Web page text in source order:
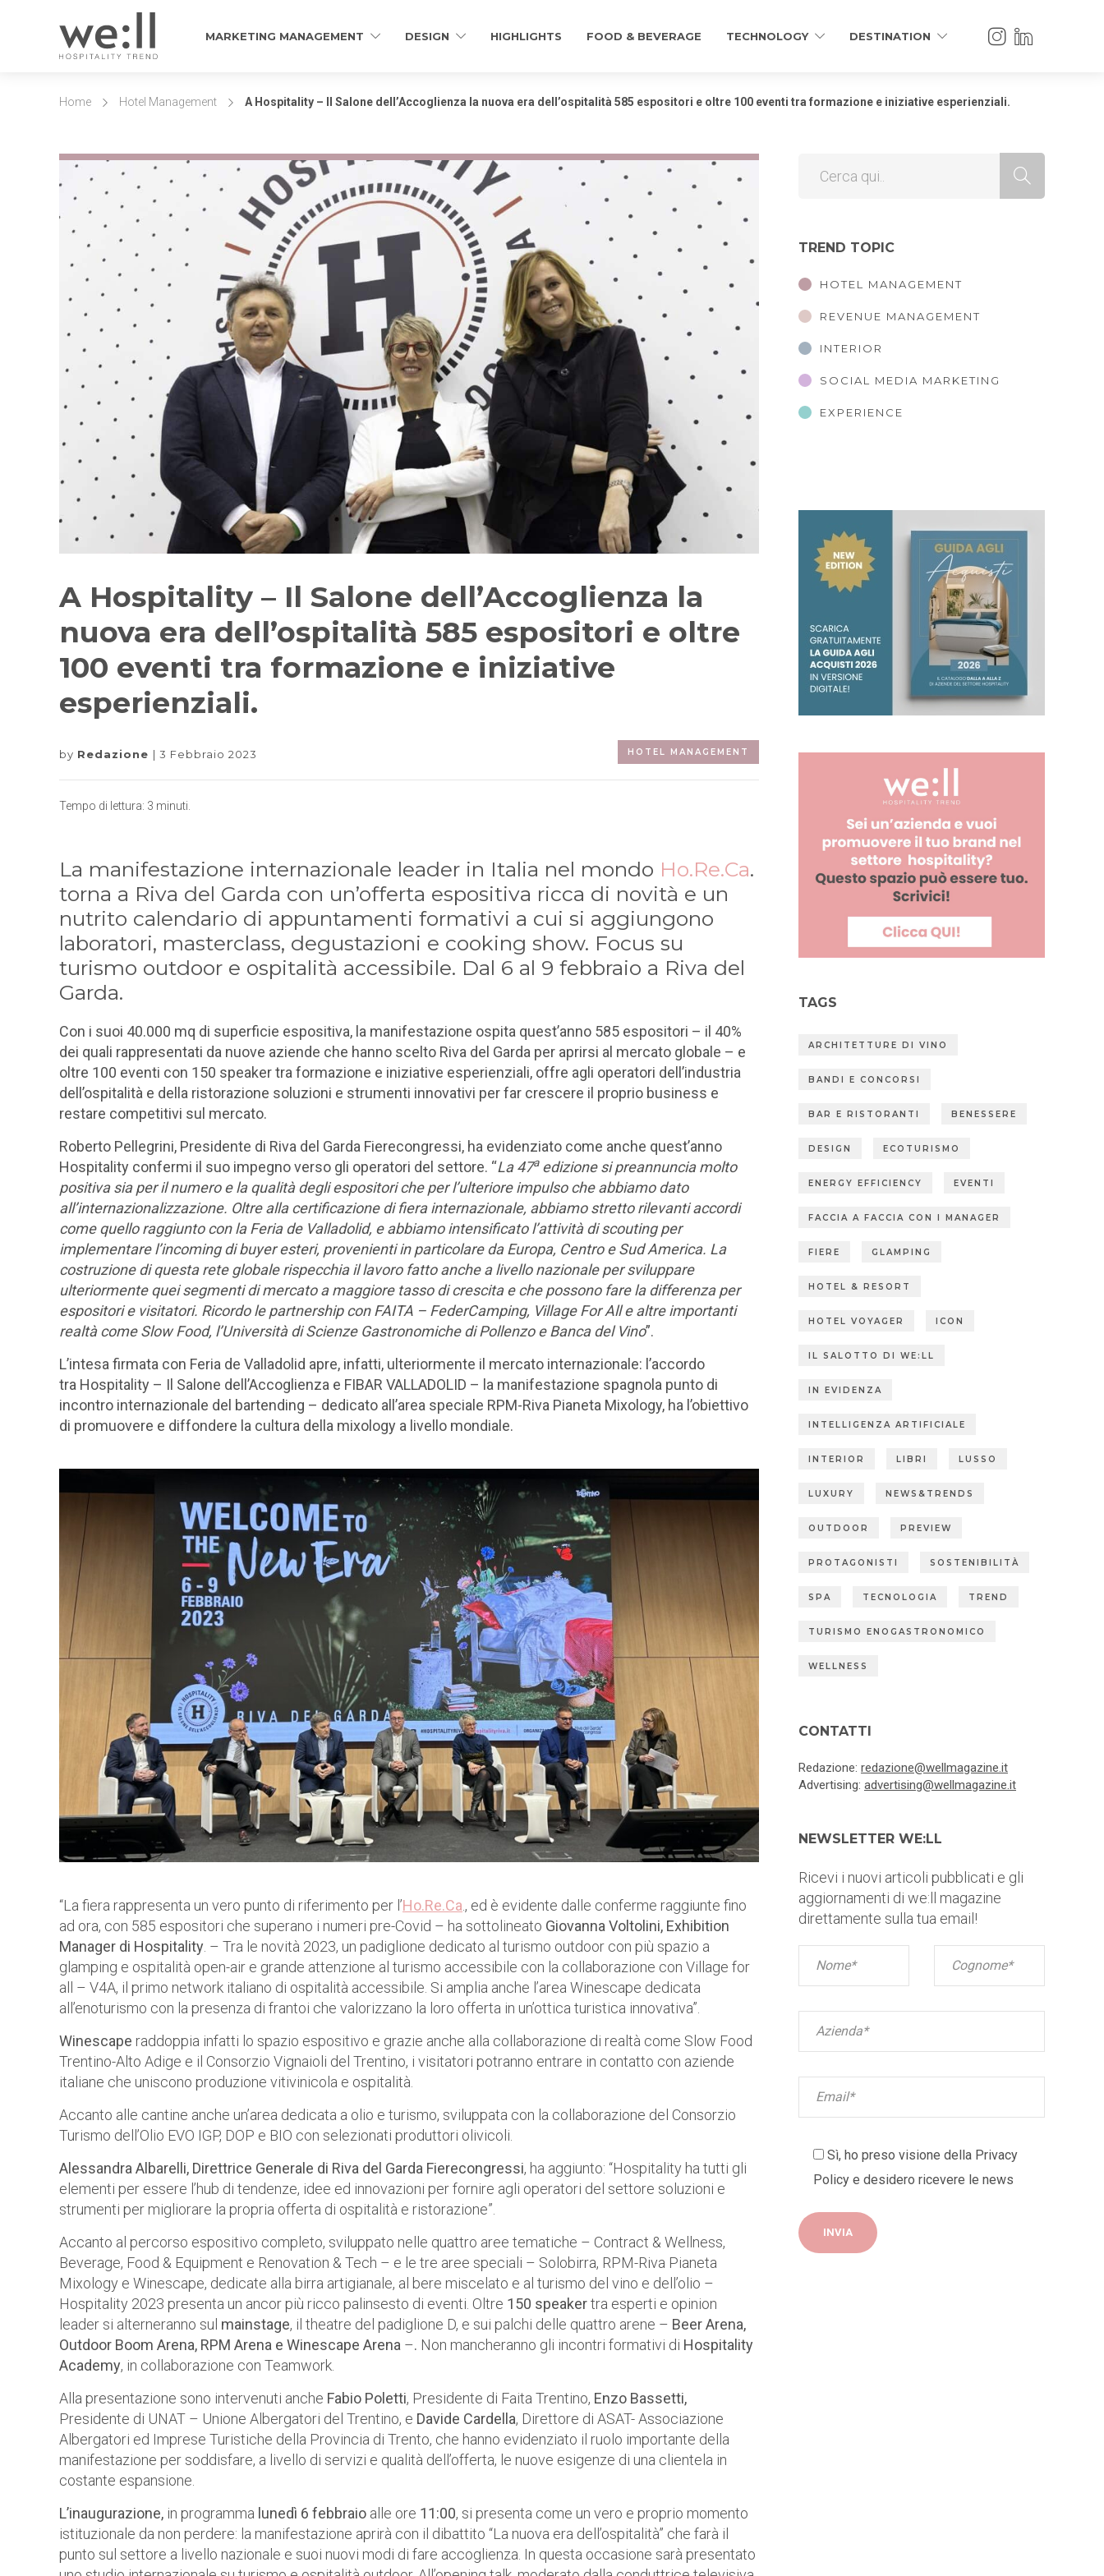
MARKETING MANAGEMENT DESIGN HIGHLIGHTS FOOD & BEVERAGE TECHNOLOGY DESTINATION
Home Hotel Management A Hospitality – Il Salone dell’Accoglienza la nuova era dell’ospitalità 585 espositori e oltre 100 eventi tra formazione e iniziative esperienziali.
A Hospitality – Il Salone dell’Accoglienza la
nuova era dell’ospitalità 585 espositori e oltre
100 eventi tra formazione e iniziative
esperienziali.
by Redazione 3 Febbraio 2023 HOTEL MANAGEMENT
Tempo di lettura: 3 minuti.
La manifestazione internazionale leader in Italia nel mondo Ho.Re.Ca.
torna a Riva del Garda con un’offerta espositiva ricca di novità e un
nutrito calendario di appuntamenti formativi a cui si aggiungono
laboratori, masterclass, degustazioni e cooking show. Focus su
turismo outdoor e ospitalità accessibile. Dal 6 al 9 febbraio a Riva del
Garda.
Con i suoi 40.000 mq di superficie espositiva, la manifestazione ospita quest’anno 585 espositori – il 40%
dei quali rappresentati da nuove aziende che hanno scelto Riva del Garda per aprirsi al mercato globale – e
oltre 100 eventi con 150 speakertra formazione e iniziative esperienziali, offre agli operatori dell’industria
dell’ospitalità e della ristorazione soluzioni e strumenti innovativi per far crescere il proprio business e
restare competitivi sul mercato.
Roberto Pellegrini, Presidente di Riva del Garda Fierecongressi, ha evidenziato come anche quest’anno
Hospitality confermi il suo impegno verso gli operatori del settore. “La 47aedizione si preannuncia molto
positiva sia per il numero e la qualità degli espositori che per l’ulteriore impulso che abbiamo dato
all’internazionalizzazione. Oltre alla certificazione di fiera internazionale, abbiamo stretto rilevanti accordi
come quello raggiunto con la Feria de Valladolid, e abbiamo intensificato l’attività di scouting per
implementare l’incoming di buyer esteri, provenienti in particolare da Europa, Centro e Sud America. La
costruzione di questa rete globale rispecchia il lavoro fatto anche a livello nazionale per sviluppare
ulteriormente quei segmenti di mercato a maggiore tasso di crescita e che possono fare la differenza per
espositori e visitatori. Ricordo le partnership con FAITA – FederCamping, Village For All e altre importanti
realtà come Slow Food, l’Università di Scienze Gastronomiche di Pollenzo e Banca del Vino”.
L’intesa firmata con Feria de Valladolid apre, infatti, ulteriormente il mercato internazionale: l’accordo
tra Hospitality – Il Salone dell’Accoglienza e FIBAR VALLADOLID – la manifestazione spagnola punto di
incontro internazionale del bartending – dedicato all’area speciale RPM-Riva Pianeta Mixology, ha l’obiettivo
di promuovere e diffondere la cultura della mixology a livello mondiale.
“La fiera rappresenta un vero punto di riferimento per l’Ho.Re.Ca., ed è evidente dalle conferme raggiunte fino
ad ora, con 585 espositori che superano i numeri pre-Covid – ha sottolineato Giovanna Voltolini, Exhibition
Manager di Hospitality. – Tra le novità 2023, un padiglione dedicato al turismo outdoor con più spazio a
glamping e ospitalità open-air e grande attenzione al turismo accessibile con la collaborazione con Village for
all – V4A, il primo network italiano di ospitalità accessibile. Si amplia anche l’area Winescape dedicata
all’enoturismo con la presenza di frantoi che valorizzano la loro offerta in un’ottica turistica innovativa”.
Winescape raddoppia infatti lo spazio espositivo e grazie anche alla collaborazione di realtà come Slow Food
Trentino-Alto Adige e il Consorzio Vignaioli del Trentino, i visitatori potranno entrare in contatto con aziende
italiane che uniscono produzione vitivinicola e ospitalità.
Accanto alle cantine anche un’area dedicata a olio e turismo, sviluppata con la collaborazione del Consorzio
Turismo dell’Olio EVO IGP, DOP e BIO con selezionati produttori olivicoli.
Alessandra Albarelli, Direttrice Generale di Riva del Garda Fierecongressi, ha aggiunto: “Hospitality ha tutti gli
elementi per essere l’hub di tendenze, idee ed innovazioni per fornire agli operatori del settore soluzioni e
strumenti per migliorare la propria offerta di ospitalità e ristorazione”.
Accanto al percorso espositivo completo, sviluppato nelle quattro aree tematiche – Contract & Wellness,
Beverage, Food & Equipment e Renovation & Tech – e le tre aree speciali – Solobirra, RPM-Riva Pianeta
Mixology e Winescape, dedicate alla birra artigianale, al bere miscelato e al turismo del vino e dell’olio –
Hospitality 2023 presenta un ancor più ricco palinsesto di eventi. Oltre 150 speakertra esperti e opinion
leader si alterneranno sul mainstage, il theatre del padiglione D, e sui palchi delle quattro arene – Beer Arena,
Outdoor Boom Arena, RPM Arena e Winescape Arena –. Non mancheranno gli incontri formativi di Hospitality
Academy, in collaborazione con Teamwork.
Alla presentazione sono intervenuti anche Fabio Poletti, Presidente di Faita Trentino, Enzo Bassetti,
Presidente di UNAT – Unione Albergatori del Trentino, e Davide Cardella, Direttore di ASAT- Associazione
Albergatori ed Imprese Turistiche della Provincia di Trento, che hanno evidenziato il ruolo importante della
manifestazione per soddisfare, a livello di servizi e qualità dell’offerta, le nuove esigenze di una clientela in
costante espansione.
L’inaugurazione, in programma lunedì 6 febbraio alle ore 11:00, si presenta come un vero e proprio momento
istituzionale da non perdere: la manifestazione aprirà con il dibattito “La nuova era dell’ospitalità” che farà il
punto sul settore a livello nazionale e suoi nuovi modi di fare accoglienza. In questa occasione sarà presentato
TREND TOPIC
HOTEL MANAGEMENT
REVENUE MANAGEMENT
INTERIOR
SOCIAL MEDIA MARKETING
EXPERIENCE
TAGS
ARCHITETTURE DI VINO
BANDI E CONCORSI
BAR E RISTORANTI BENESSERE
DESIGN ECOTURISMO
ENERGY EFFICIENCY EVENTI
FACCIA A FACCIA CON I MANAGER
FIERE GLAMPING
HOTEL & RESORT
HOTEL VOYAGER ICON
IL SALOTTO DI WE:LL
IN EVIDENZA
INTELLIGENZA ARTIFICIALE
INTERIOR LIBRI LUSSO
LUXURY NEWS&TRENDS
OUTDOOR PREVIEW
PROTAGONISTI SOSTENIBILITÀ
SPA TECNOLOGIA TREND
TURISMO ENOGASTRONOMICO
WELLNESS
CONTATTI
Redazione: redazione@wellmagazine.it
Advertising: advertising@wellmagazine.it
NEWSLETTER WE:LL
Ricevi i nuovi articoli pubblicati e gli
aggiornamenti di we:ll magazine
direttamente sulla tua email!
Sì, ho preso visione della Privacy
Policy e desidero ricevere le news